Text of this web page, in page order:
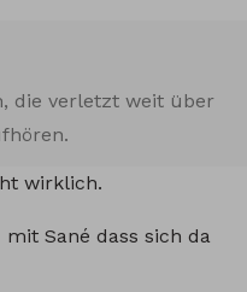
die verletzt weit über
wirklich.
Sané dass sich da